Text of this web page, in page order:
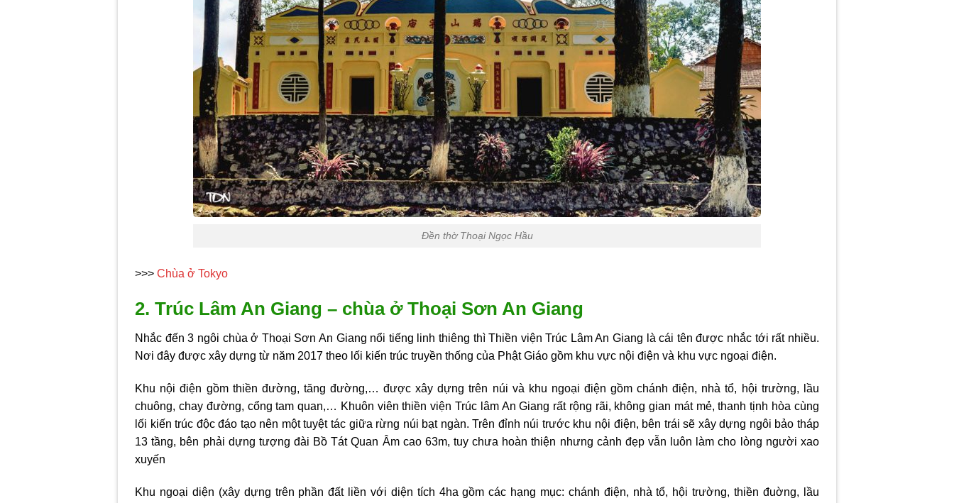
Đền thờ Thoại Ngọc Hầu
>>>Chùa ở Tokyo
2. Trúc Lâm An Giang – chùa ở Thoại Sơn An Giang
Nhắc đến 3 ngôi chùa ở Thoại Sơn An Giang nổi tiếng linh thiêng thì Thiền viện Trúc Lâm An Giang là cái tên được nhắc tới rất nhiều.
Nơi đây được xây dựng từ năm 2017 theo lối kiến trúc truyền thống của Phật Giáo gồm khu vực nội điện và khu vực ngoại điện.
Khu nội điện gồm thiền đường, tăng đường,… được xây dựng trên núi và khu ngoại điện gồm chánh điện, nhà tổ, hội trường, lầu
chuông, chay đường, cổng tam quan,… Khuôn viên thiền viện Trúc lâm An Giang rất rộng rãi, không gian mát mẻ, thanh tịnh hòa cùng
lối kiến trúc độc đáo tạo nên một tuyệt tác giữa rừng núi bạt ngàn. Trên đỉnh núi trước khu nội điện, bên trái sẽ xây dựng ngôi bảo tháp
13 tầng, bên phải dựng tượng đài Bồ Tát Quan Âm cao 63m, tuy chưa hoàn thiện nhưng cảnh đẹp vẫn luôn làm cho lòng người xao
xuyến
Khu ngoại diện (xây dựng trên phần đất liền với diện tích 4ha gồm các hạng mục: chánh điện, nhà tổ, hội trường, thiền đuờng, lầu